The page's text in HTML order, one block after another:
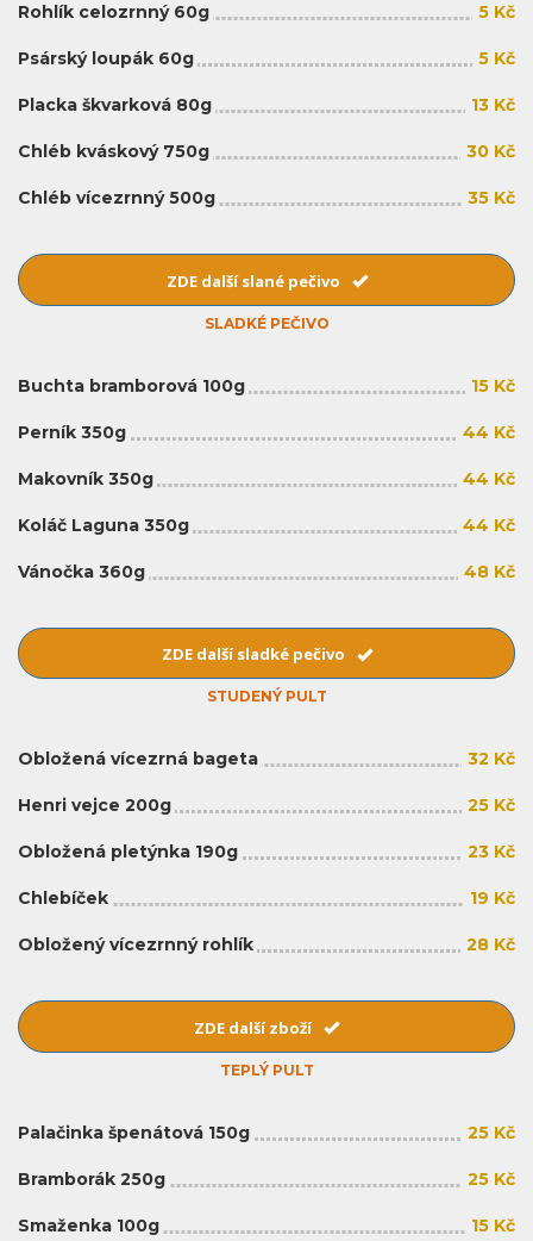
Rohlík celozrnný 60g 5 Kč
Psárský loupák 60g 5 Kč
Placka škvarková 80g 13 Kč
Chléb kváskový 750g 30 Kč
Chléb vícezrnný 500g 35 Kč
ZDE další slané pečivo
SLADKÉ PEČIVO
Buchta bramborová 100g 15 Kč
Perník 350g 44 Kč
Makovník 350g 44 Kč
Koláč Laguna 350g 44 Kč
Vánočka 360g 48 Kč
ZDE další sladké pečivo
STUDENÝ PULT
Obložená vícezrná bageta 32 Kč
Henri vejce 200g 25 Kč
Obložená pletýnka 190g 23 Kč
Chlebíček 19 Kč
Obložený vícezrnný rohlík 28 Kč
ZDE další zboží
TEPLÝ PULT
Palačinka špenátová 150g 25 Kč
Bramborák 250g 25 Kč
Smaženka 100g 15 Kč